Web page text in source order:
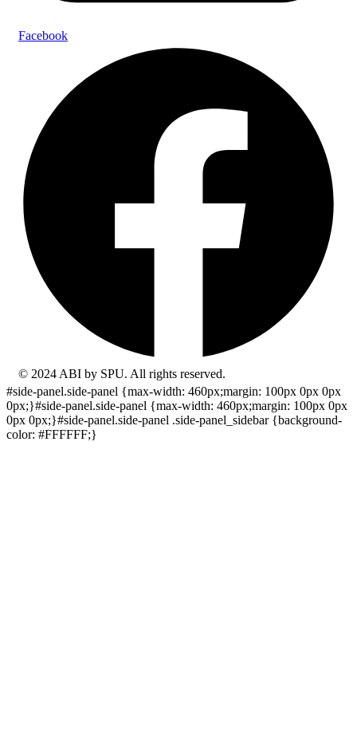
Facebook
© 2024 ABI by SPU. All rights reserved.
#side-panel.side-panel {max-width: 460px;margin: 100px 0px 0px
0px;}#side-panel.side-panel {max-width: 460px;margin: 100px 0px
0px 0px;}#side-panel.side-panel .side-panel_sidebar {background-
color: #FFFFFF;}